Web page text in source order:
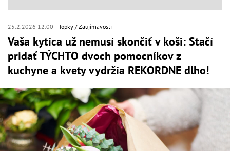
25.2.2026 12:00 Topky Zaujímavosti
Vaša kytica už nemusí skončiť v koši: Stačí
pridať TÝCHTO dvoch pomocníkov z
kuchyne a kvety vydržia REKORDNE dlho!